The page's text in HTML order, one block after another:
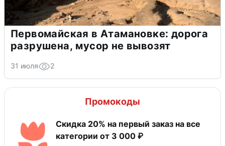
Первомайская в Атамановке: дорога
разрушена, мусор не вывозят
31 июля 2
Промокоды
Скидка 20% на первый заказ на все
категории от 3 000 ₽